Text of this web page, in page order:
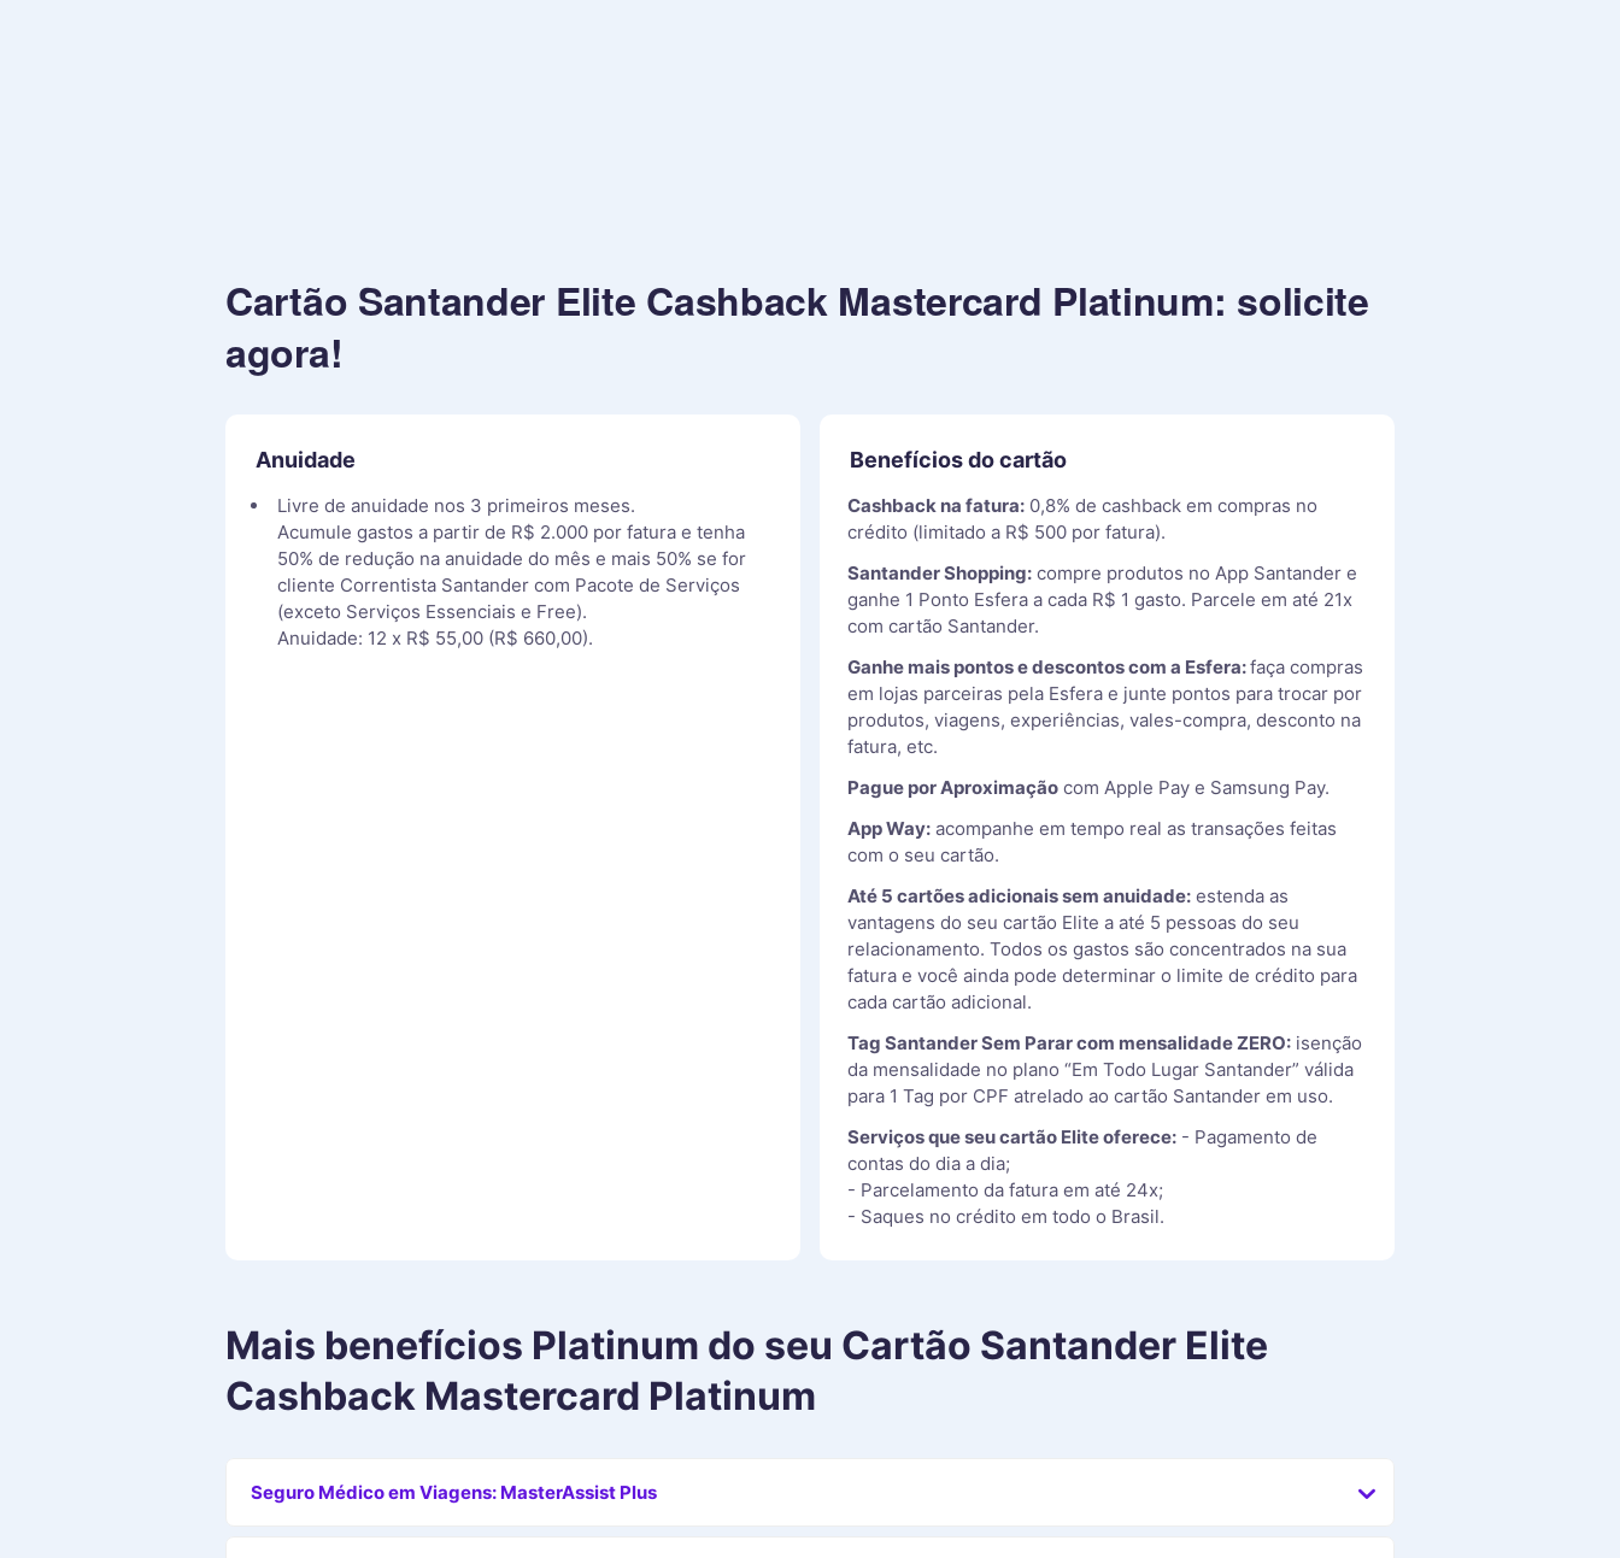
Cartão Santander Elite Cashback Mastercard Platinum: solicite
agora!
Anuidade
Livre de anuidade nos 3 primeiros meses.
Acumule gastos a partir de R$ 2.000 por fatura e tenha
50% de redução na anuidade do mês e mais 50% se for
cliente Correntista Santander com Pacote de Serviços
(exceto Serviços Essenciais e Free).
Anuidade: 12 x R$ 55,00 (R$ 660,00).
Benefícios do cartão
Cashback na fatura:0,8% de cashback em compras no
crédito (limitado a R$ 500 por fatura).
Santander Shopping:compre produtos no App Santander e
ganhe 1 Ponto Esfera a cada R$ 1 gasto. Parcele em até 21x
com cartão Santander.
Ganhe mais pontos e descontos com a Esfera:faça compras
em lojas parceiras pela Esfera e junte pontos para trocar por
produtos, viagens, experiências, vales-compra, desconto na
fatura, etc.
Pague por Aproximaçãocom Apple Pay e Samsung Pay.
App Way:acompanhe em tempo real as transações feitas
com o seu cartão.
Até 5 cartões adicionais sem anuidade:estenda as
vantagens do seu cartão Elite a até 5 pessoas do seu
relacionamento. Todos os gastos são concentrados na sua
fatura e você ainda pode determinar o limite de crédito para
cada cartão adicional.
Tag Santander Sem Parar com mensalidade ZERO:isenção
da mensalidade no plano “Em Todo Lugar Santander” válida
para 1 Tag por CPF atrelado ao cartão Santander em uso.
Serviços que seu cartão Elite oferece:- Pagamento de
contas do dia a dia;
- Parcelamento da fatura em até 24x;
- Saques no crédito em todo o Brasil.
Mais benefícios Platinum do seu Cartão Santander Elite
Cashback Mastercard Platinum
Seguro Médico em Viagens: MasterAssist Plus